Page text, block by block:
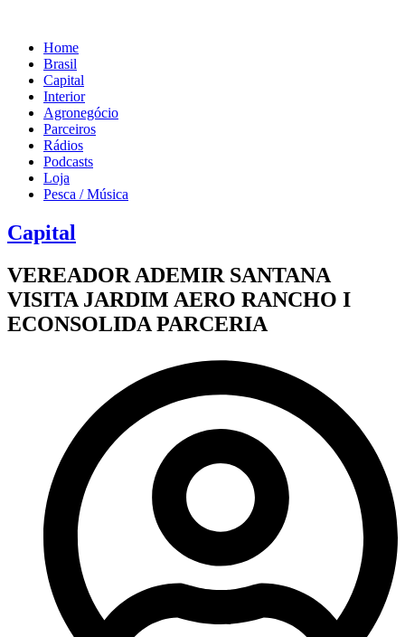
Home
Brasil
Capital
Interior
Agronegócio
Parceiros
Rádios
Podcasts
Loja
Pesca / Música
Capital
VEREADOR ADEMIR SANTANA
VISITA JARDIM AERO RANCHO I
ECONSOLIDA PARCERIA